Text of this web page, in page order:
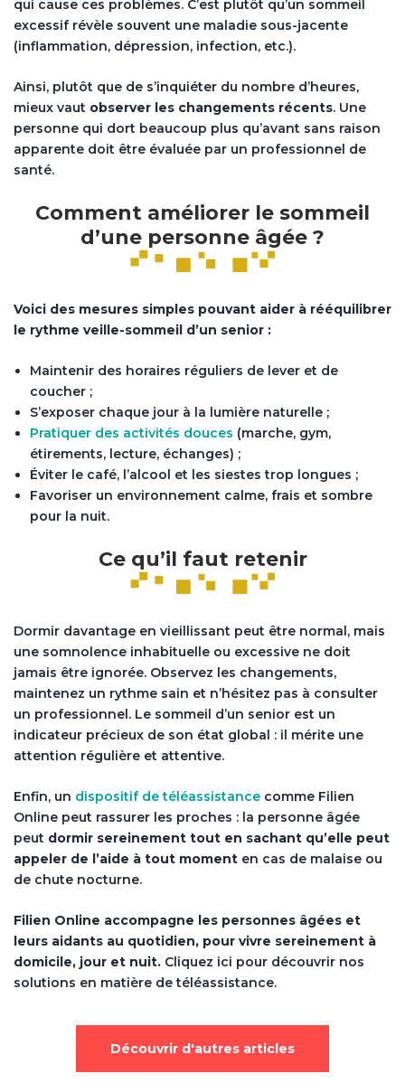
qui cause ces problèmes. C’est plutôt qu’un sommeil
excessif révèle souvent une maladie sous-jacente
(inflammation, dépression, infection, etc.).
Ainsi, plutôt que de s’inquiéter du nombre d’heures,
mieux vaut observer les changements récents. Une
personne qui dort beaucoup plus qu’avant sans raison
apparente doit être évaluée par un professionnel de
santé.
Comment améliorer le sommeil
d’une personne âgée ?
Voici des mesures simples pouvant aider à rééquilibrer
le rythme veille-sommeil d’un senior :
Maintenir des horaires réguliers de lever et de
coucher ;
S’exposer chaque jour à la lumière naturelle ;
Pratiquer des activités douces (marche, gym,
étirements, lecture, échanges) ;
Éviter le café, l’alcool et les siestes trop longues ;
Favoriser un environnement calme, frais et sombre
pour la nuit.
Ce qu’il faut retenir
Dormir davantage en vieillissant peut être normal, mais
une somnolence inhabituelle ou excessive ne doit
jamais être ignorée. Observez les changements,
maintenez un rythme sain et n’hésitez pas à consulter
un professionnel. Le sommeil d’un senior est un
indicateur précieux de son état global : il mérite une
attention régulière et attentive.
Enfin, un dispositif de téléassistance comme Filien
Online peut rassurer les proches : la personne âgée
peut dormir sereinement tout en sachant qu’elle peut
appeler de l’aide à tout moment en cas de malaise ou
de chute nocturne.
Filien Online accompagne les personnes âgées et
leurs aidants au quotidien, pour vivre sereinement à
domicile, jour et nuit. Cliquez ici pour découvrir nos
solutions en matière de téléassistance.
Découvrir d'autres articles